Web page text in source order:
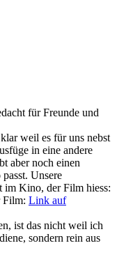
für Freunde und
weil es für uns nebst
in eine andere
aber noch einen
Unsere
im Kino, der Film hiess:
Film: Link auf
ist das nicht weil ich
sondern rein aus